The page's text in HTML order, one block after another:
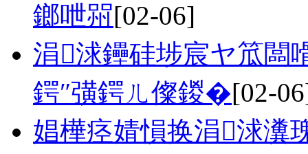
鎯呭喌[02-06]
涓浗鑸硅埗宸ヤ笟闆
鍔″彉鍔ㄦ儏鍐�[02-
娼樺痉婧愪换涓浗瀵